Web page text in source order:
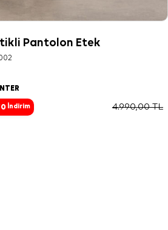
Pantolon Etek
İndirim 4.990,00TL